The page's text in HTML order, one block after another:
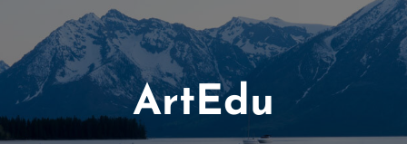
ArtEdu